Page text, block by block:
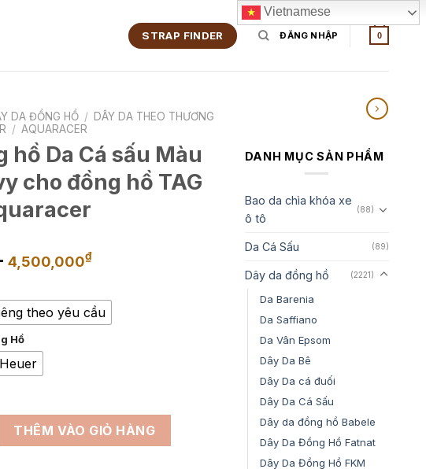
STRAP FINDER ĐĂNG NHẬP 0
DA ĐỒNG HỒ / DÂY DA THEO THƯƠNG
/ AQUARACER
hồ Da Cá sấu Màu
cho đồng hồ TAG
4,500,000₫Khoảng
từ
1,650,000₫
theo yêu cầu
Hồ
Cá sấu Màu xanh navy cho đồng hồ TAG Heuer Aquaracer số lượng
THÊM VÀO GIỎ HÀNG
DANH MỤC SẢN PHẨM
Bao da chìa khóa xe
ô tô
(88)
Da Cá Sấu (89)
Dây da đồng hồ (2221)
Da Barenia
Da Saffiano
Da Vân Epsom
Dây Da Bê
Dây Da cá đuối
Dây Da Cá Sấu
Dây da đồng hồ Babele
Dây Da Đồng Hồ Fatnat
Dây Da Đồng Hồ FKM
Vietnamese